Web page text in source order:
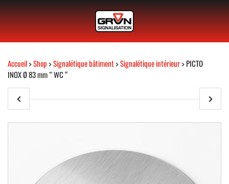
Accueil>Shop>Signalétique bâtiment>Signalétique intérieur> PICTO
INOX Ø 83 mm ” WC “